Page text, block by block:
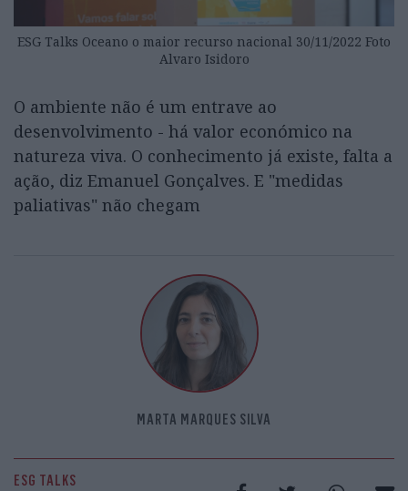
ESG Talks Oceano o maior recurso nacional 30/11/2022 Foto
Alvaro Isidoro
O ambiente não é um entrave ao
desenvolvimento - há valor económico na
natureza viva. O conhecimento já existe, falta a
ação, diz Emanuel Gonçalves. E "medidas
paliativas" não chegam
MARTA MARQUES SILVA
ESG TALKS